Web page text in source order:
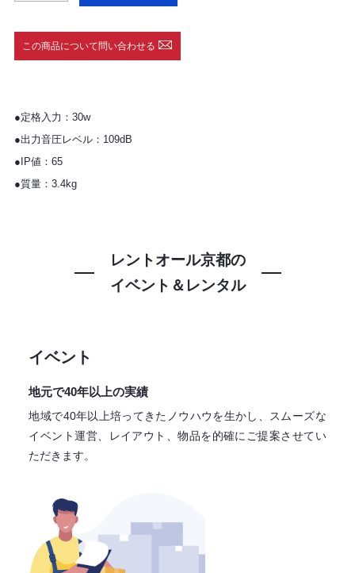
この商品について問い合わせる
●定格入力：30w
●出力音圧レベル：109dB
●IP値：65
●質量：3.4kg
レントオール京都の
イベント＆レンタル
イベント
地元で40年以上の実績
地域で40年以上培ってきたノウハウを生かし、スムーズな
イベント運営、レイアウト、物品を的確にご提案させてい
ただきます。